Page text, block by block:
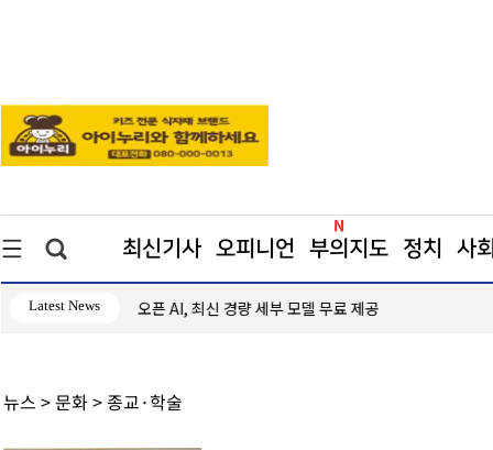
최신기사 오피니언 부의지도 정치 사
Latest News 소매판매액지수 4분기 연속 상승… 대형마트는 부진
뉴스 > 문화 > 종교·학술